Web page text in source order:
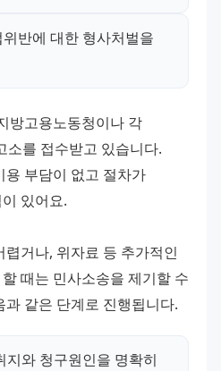
반에 대한 형사처벌을
방고용노동청이나 각
소를 접수받고 있습니다.
용 부담이 없고 절차가
있어요.
거나, 위자료 등 추가적인
때는 민사소송을 제기할 수
같은 단계로 진행됩니다.
지와 청구원인을 명확히